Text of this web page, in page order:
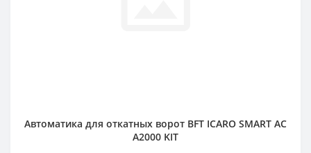
Автоматика для откатных ворот BFT ICARO SMART AC
A2000 KIT